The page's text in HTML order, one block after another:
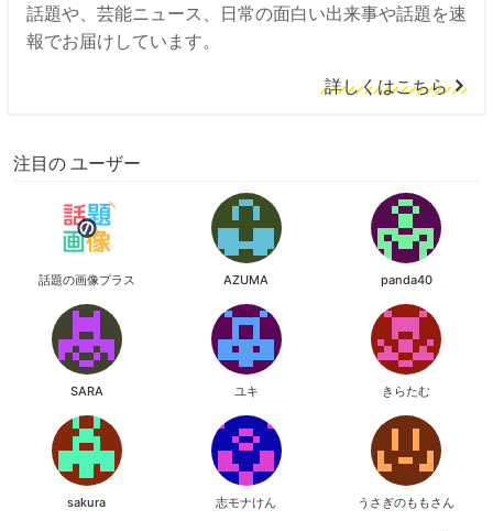
話題や、芸能ニュース、日常の面白い出来事や話題を速
報でお届けしています。
詳しくはこちら
注目の ユーザー
話題の画像プラス AZUMA panda40
SARA ユキ きらたむ
sakura 志モナけん うさぎのももさん